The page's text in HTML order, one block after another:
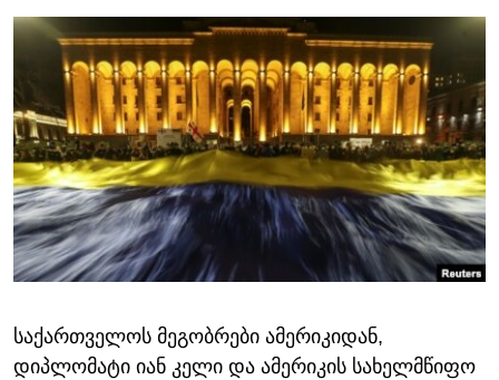
ᲕᲐᲨᲘᲜᲒᲢᲝᲜᲘ ᲓᲦᲔᲡ
ᲮᲔᲓᲕᲐ ᲕᲐᲨᲘᲜᲒᲢᲝᲜᲘᲓᲐᲜ
ᲡᲢᲣᲓᲘᲐ ᲕᲐᲨᲘᲜᲒᲢᲝᲜᲘ
ᲡᲮᲕᲐ ᲡᲘᲐᲮᲚᲔᲔᲑᲘ
ᲞᲝᲚᲘᲢᲘᲙᲐ
ᲔᲙᲝᲜᲝᲛᲘᲙᲐ
ᲯᲐᲜᲛᲠᲗᲔᲚᲝᲑᲐ
ᲛᲔᲪᲜᲘᲔᲠᲔᲑᲐ
ᲘᲜᲢᲔᲠᲕᲘᲣ
ᲙᲣᲚᲢᲣᲠᲐ
ᲓᲔᲖᲘᲜᲤᲝᲠᲛᲐᲪᲘᲐ
ᲠᲣᲡᲔᲗᲘᲡ ᲨᲔᲭᲠᲐ ᲣᲙᲠᲐᲘᲜᲐᲨᲘ
Learning English
ᲗᲕᲐᲚᲘ ᲒᲕᲐᲓᲔᲕᲜᲔᲗ
ენები
საქართველოს მეგობრები ამერიკიდან,
დიპლომატი იან კელი და ამერიკის სახელმწიფო